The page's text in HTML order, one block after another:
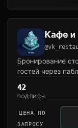
Кафе и
Бронирование
гостей через
42
ПОДПИСЧ.
ЦЕНА ПО
ЗАПРОСУ